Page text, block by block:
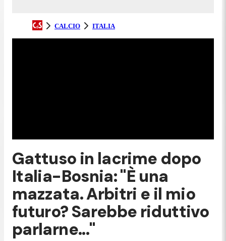
CALCIO ITALIA
Gattuso in lacrime dopo
Italia-Bosnia: "È una
mazzata. Arbitri e il mio
futuro? Sarebbe riduttivo
parlarne..."